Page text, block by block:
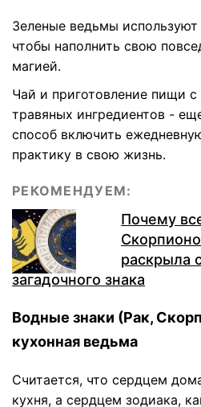
Зеленые ведьмы
чтобы наполнить свою
магией.
Чай и приготовление пищи с
травяных ингредиентов -
способ включить
практику в свою жизнь.
РЕКОМЕНДУЕМ:
Почему
раскрыла
загадочного знака
Водные знаки (Рак,
кухонная ведьма
Считается, что сердцем
кухня, а сердцем зодиака,